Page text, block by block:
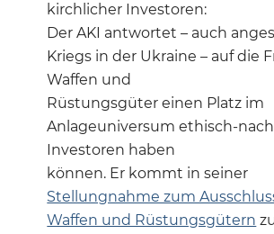
kirchlicher Investoren:
Der AKI antwortet – auch
Kriegs in der Ukraine – auf die
Waffen und
Rüstungsgüter einen Platz im
Anlageuniversum ethisch-
Investoren haben
können. Er kommt in seiner
Stellungnahme zum
Waffen und Rüstungsgütern